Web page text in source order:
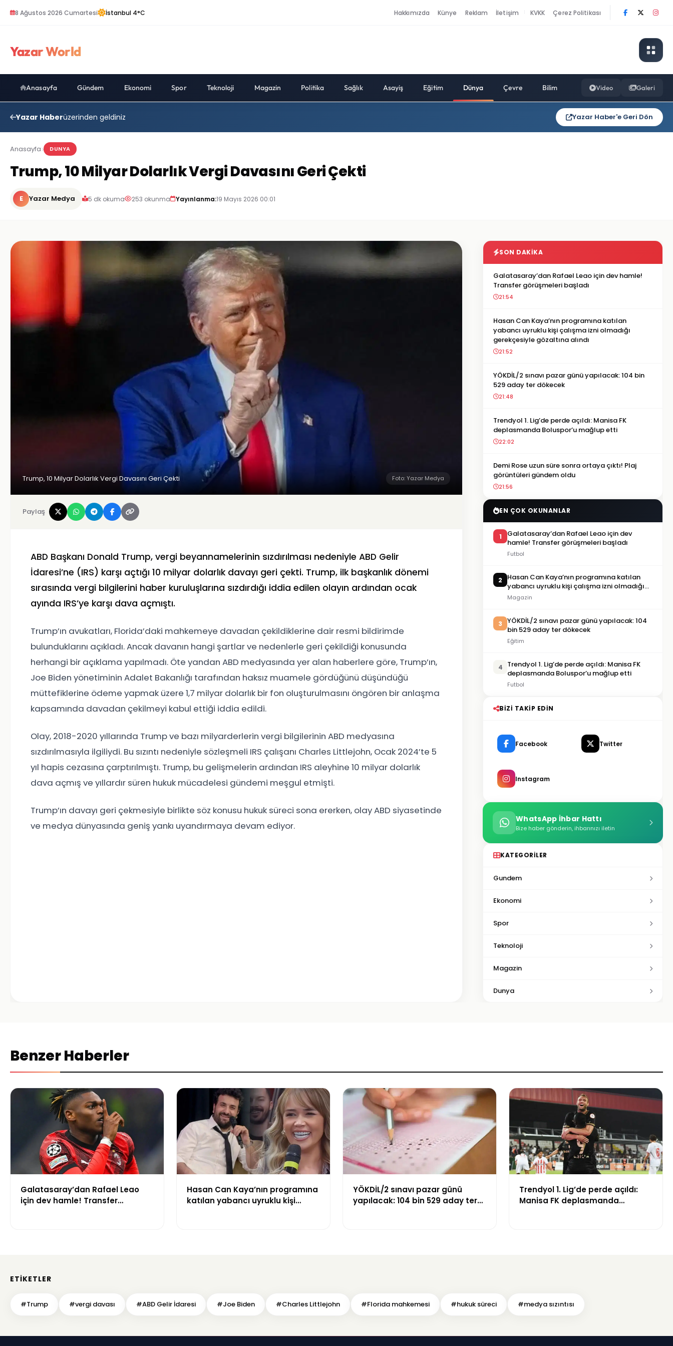
8 Ağustos 2026 Cumartesi İstanbul 4°C Hakkımızda Künye Reklam İletişim KVKK Çerez Politikası
Yazar World
Anasayfa Gündem Ekonomi Spor Teknoloji Magazin Politika Sağlık Asayiş Eğitim Dünya Çevre Bilim Video Galeri
Yazar Haberüzerinden geldiniz Yazar Haber'e Geri Dön
Anasayfa DUNYA
Trump, 10 Milyar Dolarlık Vergi Davasını Geri Çekti
E Yazar Medya 5 dk okuma 253 okunma Yayınlanma:19 Mayıs 2026 00:01
Trump, 10 Milyar Dolarlık Vergi Davasını Geri Çekti Foto: Yazar Medya
Paylaş
ABD Başkanı Donald Trump, vergi beyannamelerinin sızdırılması nedeniyle ABD Gelir
İdaresi’ne (IRS) karşı açtığı 10 milyar dolarlık davayı geri çekti. Trump, ilk başkanlık dönemi
sırasında vergi bilgilerini haber kuruluşlarına sızdırdığı iddia edilen olayın ardından ocak
ayında IRS’ye karşı dava açmıştı.
Trump’ın avukatları, Florida’daki mahkemeye davadan çekildiklerine dair resmi bildirimde
bulunduklarını açıkladı. Ancak davanın hangi şartlar ve nedenlerle geri çekildiği konusunda
herhangi bir açıklama yapılmadı. Öte yandan ABD medyasında yer alan haberlere göre, Trump’ın,
Joe Biden yönetiminin Adalet Bakanlığı tarafından haksız muamele gördüğünü düşündüğü
müttefiklerine ödeme yapmak üzere 1,7 milyar dolarlık bir fon oluşturulmasını öngören bir anlaşma
kapsamında davadan çekilmeyi kabul ettiği iddia edildi.
Olay, 2018-2020 yıllarında Trump ve bazı milyarderlerin vergi bilgilerinin ABD medyasına
sızdırılmasıyla ilgiliydi. Bu sızıntı nedeniyle sözleşmeli IRS çalışanı Charles Littlejohn, Ocak 2024’te 5
yıl hapis cezasına çarptırılmıştı. Trump, bu gelişmelerin ardından IRS aleyhine 10 milyar dolarlık
dava açmış ve yıllardır süren hukuk mücadelesi gündemi meşgul etmişti.
Trump’ın davayı geri çekmesiyle birlikte söz konusu hukuk süreci sona ererken, olay ABD siyasetinde
ve medya dünyasında geniş yankı uyandırmaya devam ediyor.
SON DAKIKA
Galatasaray’dan Rafael Leao için dev hamle!
Transfer görüşmeleri başladı
21:54
Hasan Can Kaya’nın programına katılan
yabancı uyruklu kişi çalışma izni olmadığı
gerekçesiyle gözaltına alındı
21:52
YÖKDİL/2 sınavı pazar günü yapılacak: 104 bin
529 aday ter dökecek
21:48
Trendyol 1. Lig’de perde açıldı: Manisa FK
deplasmanda Boluspor’u mağlup etti
22:02
Demi Rose uzun süre sonra ortaya çıktı! Plaj
görüntüleri gündem oldu
21:56
EN ÇOK OKUNANLAR
1
Galatasaray’dan Rafael Leao için dev
hamle! Transfer görüşmeleri başladı
Futbol
2
Hasan Can Kaya’nın programına katılan
yabancı uyruklu kişi çalışma izni olmadığı
gerekçesiyle gözaltına alındı
Magazin
3
YÖKDİL/2 sınavı pazar günü yapılacak: 104
bin 529 aday ter dökecek
Eğitim
4
Trendyol 1. Lig’de perde açıldı: Manisa FK
deplasmanda Boluspor’u mağlup etti
Futbol
BIZI TAKIP EDIN
Facebook Twitter
Instagram
WhatsApp İhbar Hattı
Bize haber gönderin, ihbarınızı iletin
KATEGORILER
Gundem
Ekonomi
Spor
Teknoloji
Magazin
Dunya
Benzer Haberler
Galatasaray’dan Rafael Leao
için dev hamle! Transfer
Hasan Can Kaya’nın programına
katılan yabancı uyruklu kişi
YÖKDİL/2 sınavı pazar günü
yapılacak: 104 bin 529 aday ter
Trendyol 1. Lig’de perde açıldı:
Manisa FK deplasmanda
ETIKETLER
#Trump #vergi davası #ABD Gelir İdaresi #Joe Biden #Charles Littlejohn #Florida mahkemesi #hukuk süreci #medya sızıntısı